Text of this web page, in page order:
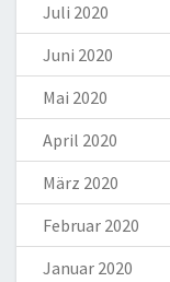
Juli 2020
Juni 2020
Mai 2020
April 2020
März 2020
Februar 2020
Januar 2020